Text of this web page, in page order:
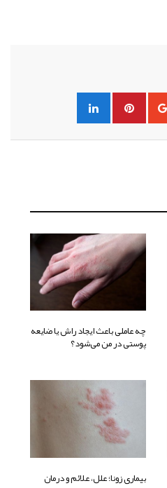
چه عاملی باعث ایجاد راش یا ضایعه
پوستی در من می‌شود؟
بیماری زونا؛ علل، علائم و درمان